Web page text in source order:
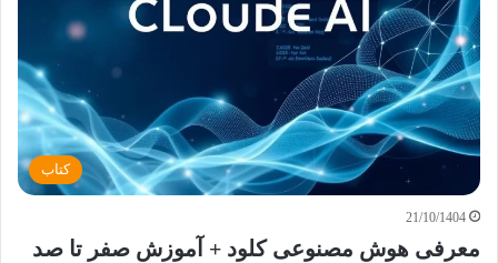
کتاب
21/10/1404
معرفی هوش مصنوعی کلود + آموزش صفر تا صد